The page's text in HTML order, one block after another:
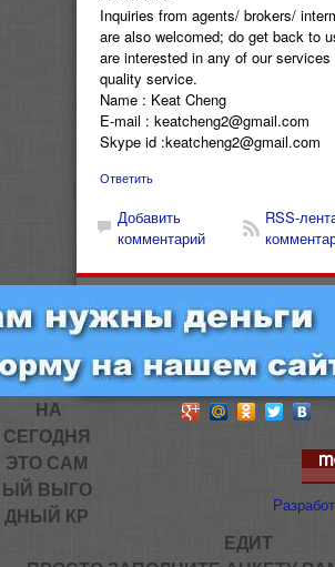
Inquiries from agents/ brokers/
are also welcomed; do get back to
are interested in any of our services
quality service.
Name : Keat Cheng
E-mail : keatcheng2@gmail.com
Skype id :keatcheng2@gmail.com
Ответить
Добавить
комментарий
RSS-
НА
СЕГОДНЯ
ЭТО САМ
ЫЙ ВЫГО
ДНЫЙ КР
ЕДИТ